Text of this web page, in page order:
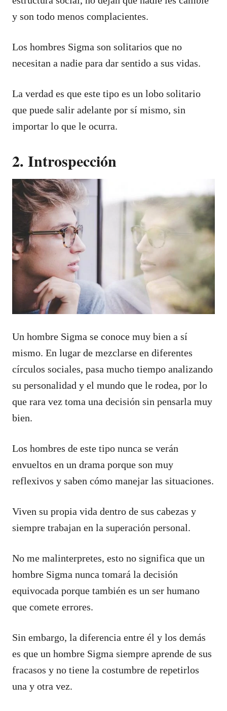
y son todo menos complacientes.
Los hombres Sigma son solitarios que no
necesitan a nadie para dar sentido a sus vidas.
La verdad es que este tipo es un lobo solitario
que puede salir adelante por sí mismo, sin
importar lo que le ocurra.
2. Introspección
Un hombre Sigma se conoce muy bien a sí
mismo. En lugar de mezclarse en diferentes
círculos sociales, pasa mucho tiempo analizando
su personalidad y el mundo que le rodea, por lo
que rara vez toma una decisión sin pensarla muy
bien.
Los hombres de este tipo nunca se verán
envueltos en un drama porque son muy
reflexivos y saben cómo manejar las situaciones.
Viven su propia vida dentro de sus cabezas y
siempre trabajan en la superación personal.
No me malinterpretes, esto no significa que un
hombre Sigma nunca tomará la decisión
equivocada porque también es un ser humano
que comete errores.
Sin embargo, la diferencia entre él y los demás
es que un hombre Sigma siempre aprende de sus
fracasos y no tiene la costumbre de repetirlos
una y otra vez.